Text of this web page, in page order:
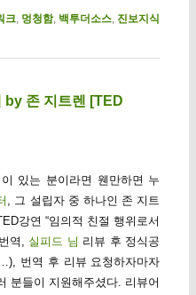
크, 멍청함, 백투더소스, 진보지식
by 존 지트렌 [TED
있는 분이라면 웬만하면 누
, 그 설립자 중 하나인 존 지트
강연 “임의적 친절 행위로서
역, 실피드 님 리뷰 후 정식공
번역 후 리뷰 요청하자마자
분들이 지원해주셨다. 리뷰어